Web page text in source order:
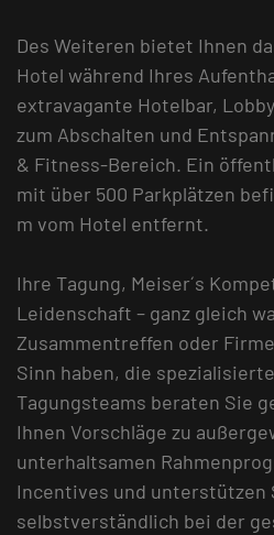
Des Weiteren bietet Ihnen
Hotel während Ihres
extravagante Hotelbar,
zum Abschalten und
& Fitness-Bereich. Ein
mit über 500 Parkplätzen
m vom Hotel entfernt.
Ihre Tagung, Meiser´s
Leidenschaft – ganz gleich
Zusammentreffen oder
Sinn haben, die
Tagungsteams beraten Sie
Ihnen Vorschläge zu
unterhaltsamen
Incentives und unterstützen
selbstverständlich bei der